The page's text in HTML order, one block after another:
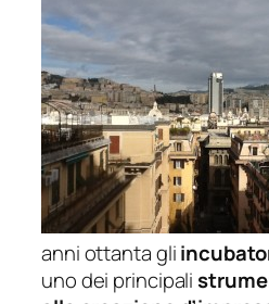
anni ottanta gli
uno dei principali